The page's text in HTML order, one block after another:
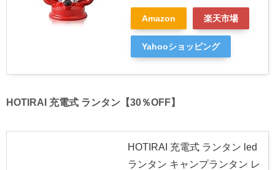
Amazon 楽天市場
Yahooショッピング
HOTIRAI 充電式 ランタン【30％OFF】
HOTIRAI 充電式 ランタン led
ランタン キャンプランタン レ